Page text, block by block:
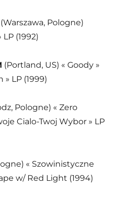
(Warszawa, Pologne)
(1992)
(Portland, US) « Goody »
LP (1999)
Pologne) « Zero
Cialo-Twoj Wybor » LP
« Szowinistyczne
w/ Red Light (1994)